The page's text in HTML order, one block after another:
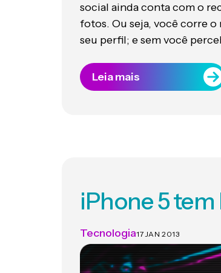
social ainda conta com o
fotos. Ou seja, você corre
seu perfil; e sem você
Leia mais
iPhone 5
Tecnologia17 JAN 2013